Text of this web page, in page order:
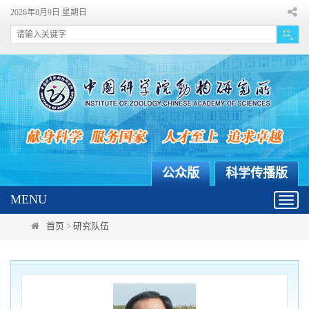
2026年8月9日 星期日
科学传播版
公众版
MENU
首页 > 研究队伍